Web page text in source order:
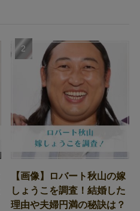
【画像】ロバート秋山の嫁
しょうこを調査！結婚した
理由や夫婦円満の秘訣は？